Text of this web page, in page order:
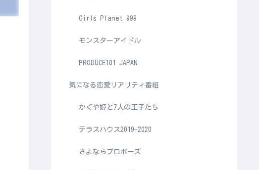
Girls Planet 999
モンスターアイドル
PRODUCE101 JAPAN
気になる恋愛リアリティ番組
かぐや姫と7人の王子たち
テラスハウス2019-2020
さよならプロポーズ